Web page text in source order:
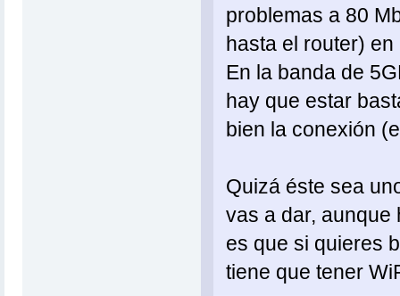
problemas a 80
hasta el router)
En la banda de
hay que estar
bien la conexión
Quizá éste sea
vas a dar, aunque
es que si quieres
tiene que tener